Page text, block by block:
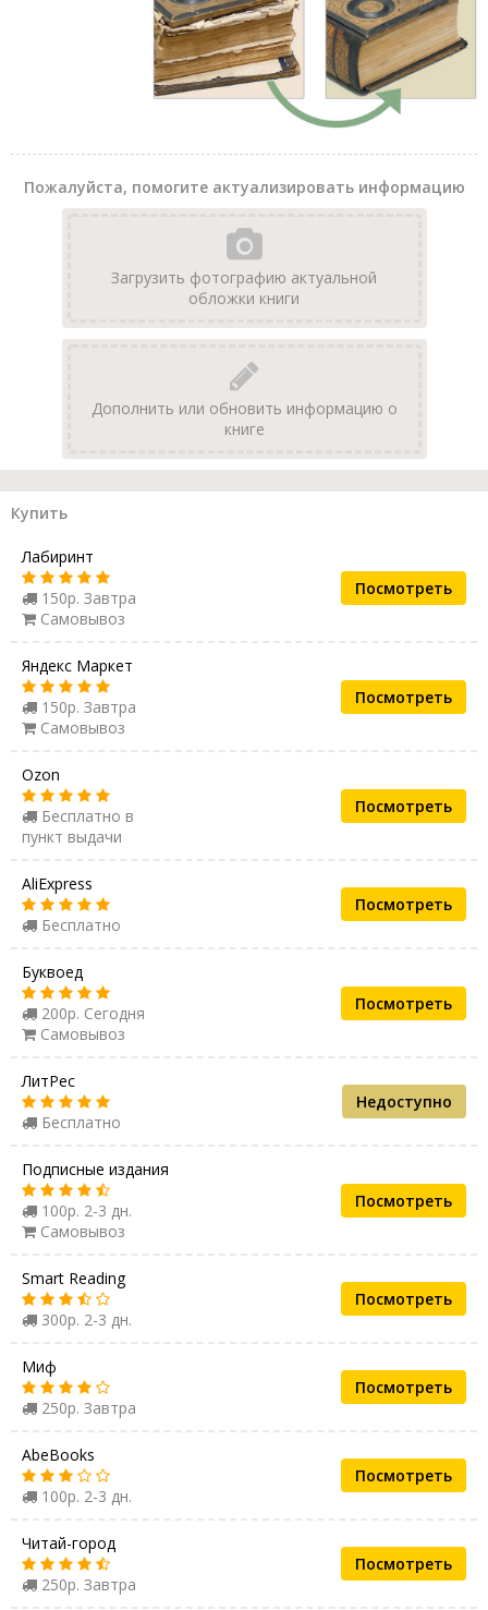
Пожалуйста, помогите актуализировать информацию
Загрузить фотографию актуальной
обложки книги
Дополнить или обновить информацию о
книге
Купить
Лабиринт
150р. Завтра
Самовывоз
Посмотреть
Яндекс Маркет
150р. Завтра
Самовывоз
Посмотреть
Ozon
Бесплатно в
пункт выдачи
Посмотреть
AliExpress
Бесплатно
Посмотреть
Буквоед
200р. Сегодня
Самовывоз
Посмотреть
ЛитРес
Бесплатно
Недоступно
Подписные издания
100р. 2-3 дн.
Самовывоз
Посмотреть
Smart Reading
300р. 2-3 дн.
Посмотреть
Миф
250р. Завтра
Посмотреть
AbeBooks
100р. 2-3 дн.
Посмотреть
Читай-город
250р. Завтра
Посмотреть